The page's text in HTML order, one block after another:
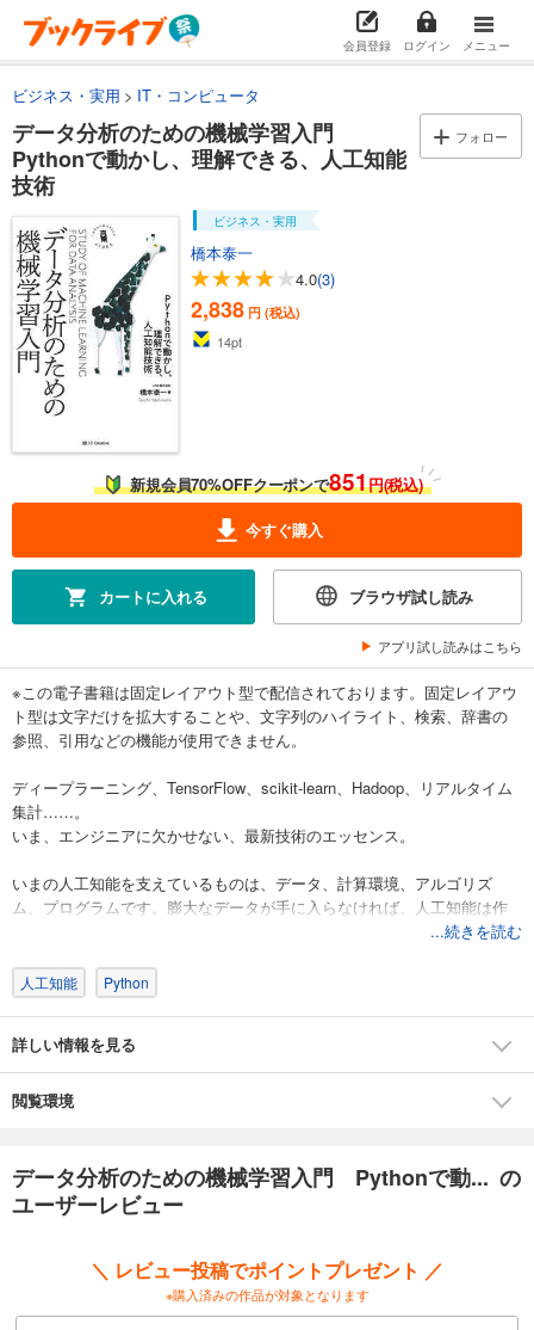
会員登録 ログイン メニュー
ビジネス・実用 IT・コンピュータ
データ分析のための機械学習入門
Pythonで動かし、理解できる、人工知能
技術
フォロー
ビジネス・実用
橋本泰一
4.0(3)
2,838 円 (税込)
14pt
新規会員70%OFFクーポンで851円(税込)
今すぐ購入
カートに入れる ブラウザ試し読み
アプリ試し読みはこちら
※この電子書籍は固定レイアウト型で配信されております。固定レイアウ
ト型は文字だけを拡大することや、文字列のハイライト、検索、辞書の
参照、引用などの機能が使用できません。
ディープラーニング、TensorFlow、scikit-learn、Hadoop、リアルタイム
集計……。
いま、エンジニアに欠かせない、最新技術のエッセンス。
いまの人工知能を支えているものは、データ、計算環境、アルゴリズ
ム、プログラムです。膨大なデータが手に入らなければ、人工知能は作
り出せません。そして、膨大なデータを処理する計算環境、アルゴリズ
本書では、具体的なデータ分析事例を交えながら、機械学習理論から実
行環境の紹介、Pythonプログラミング、ディープラーニングまでを解説
...続きを読む
人工知能 Python
詳しい情報を見る
閲覧環境
データ分析のための機械学習入門 Pythonで動... の
ユーザーレビュー
＼ レビュー投稿でポイントプレゼント ／
※購入済みの作品が対象となります